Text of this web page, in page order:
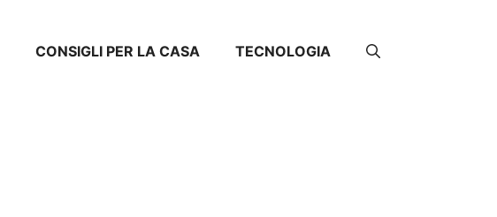
CONSIGLI PER LA CASA TECNOLOGIA